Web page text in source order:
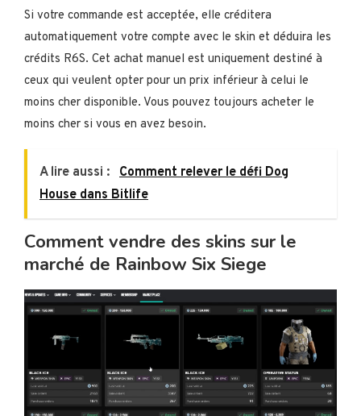
Si votre commande est acceptée, elle créditera
automatiquement votre compte avec le skin et déduira les
crédits R6S. Cet achat manuel est uniquement destiné à
ceux qui veulent opter pour un prix inférieur à celui le
moins cher disponible. Vous pouvez toujours acheter le
moins cher si vous en avez besoin.
A lire aussi :
Comment relever le défi Dog
House dans Bitlife
Comment vendre des skins sur le
marché de Rainbow Six Siege